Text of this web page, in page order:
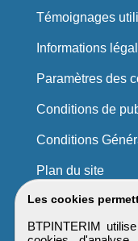
Les cookies
BTPINTERIM
Témoignages
Informations
Paramètres des
Conditions de
Conditions
Plan du site